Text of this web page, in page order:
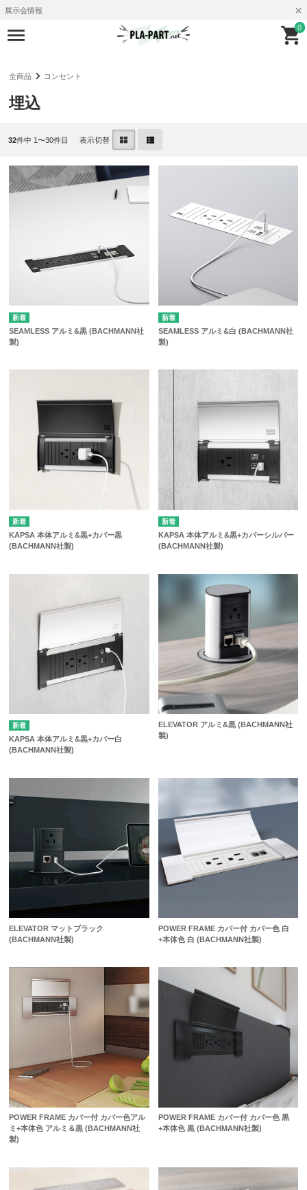
展示会情報
0
全商品 コンセント
埋込
32件中 1〜30件目 表示切替
SEAMLESS アルミ&黒 (BACHMANN社
製)
SEAMLESS アルミ&白 (BACHMANN社
製)
KAPSA 本体アルミ&黒+カバー黒
(BACHMANN社製)
KAPSA 本体アルミ&黒+カバーシルバー
(BACHMANN社製)
KAPSA 本体アルミ&黒+カバー白
(BACHMANN社製)
ELEVATOR アルミ&黒 (BACHMANN社
製)
ELEVATOR マットブラック
(BACHMANN社製)
POWER FRAME カバー付 カバー色 白
+本体色 白 (BACHMANN社製)
POWER FRAME カバー付 カバー色アル
ミ+本体色 アルミ＆黒 (BACHMANN社
製)
POWER FRAME カバー付 カバー色 黒
+本体色 黒 (BACHMANN社製)